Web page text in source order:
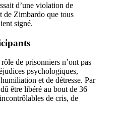
d’une violation de
de Zimbardo que tous
signé.
de prisonniers n’ont pas
psychologiques,
et de détresse. Par
être libéré au bout de 36
de cris, de